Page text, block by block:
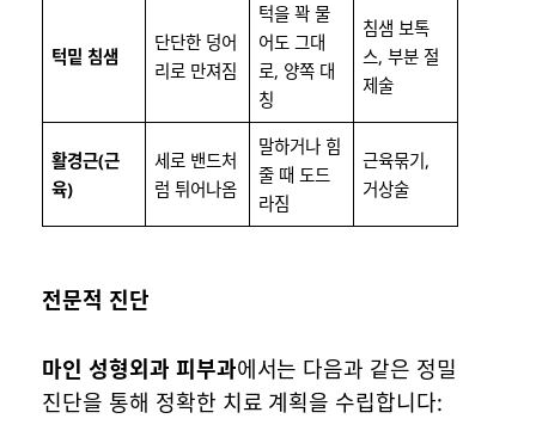
턱밑 침샘
단단한 덩어
리로 만져짐
턱을 꽉 물
어도 그대
로, 양쪽 대
칭
침샘 보톡
스, 부분 절
제술
활경근(근
육)
세로 밴드처
럼 튀어나옴
말하거나 힘
줄 때 도드
라짐
근육묶기,
거상술
전문적 진단
마인 성형외과 피부과에서는 다음과 같은 정밀
진단을 통해 정확한 치료 계획을 수립합니다: